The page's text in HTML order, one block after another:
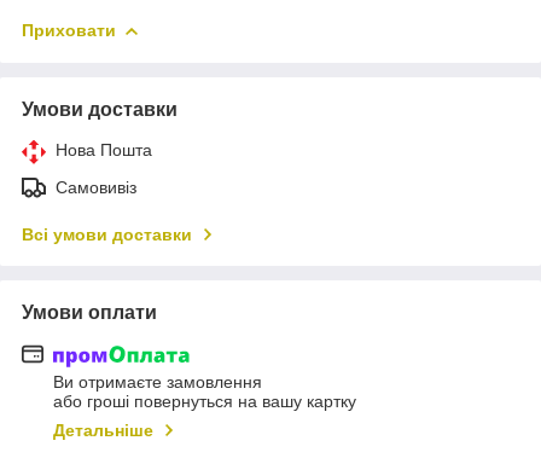
Приховати
Умови доставки
Нова Пошта
Самовивіз
Всі умови доставки
Умови оплати
Ви отримаєте замовлення
або гроші повернуться на вашу картку
Детальніше